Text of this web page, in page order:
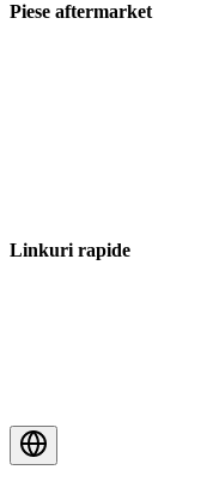
Piese aftermarket
Linkuri rapide